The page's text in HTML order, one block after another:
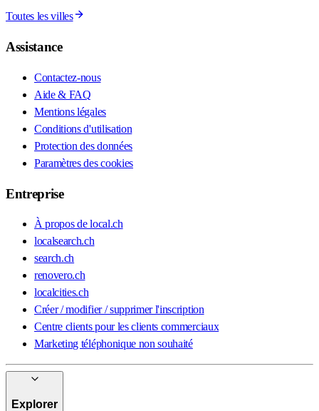
Toutes les villes
Assistance
Contactez-nous
Aide & FAQ
Mentions légales
Conditions d'utilisation
Protection des données
Paramètres des cookies
Entreprise
À propos de local.ch
localsearch.ch
search.ch
renovero.ch
localcities.ch
Créer / modifier / supprimer l'inscription
Centre clients pour les clients commerciaux
Marketing téléphonique non souhaité
Explorer